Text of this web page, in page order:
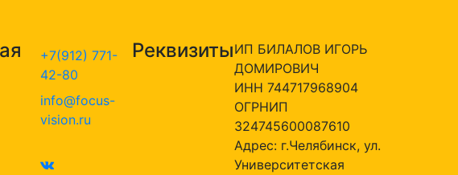
+7(912) 771-
42-80
info@focus-
vision.ru
РеквизитыИП БИЛАЛОВ ИГОРЬ
ДОМИРОВИЧ
ИНН 744717968904
ОГРНИП
324745600087610
Адрес: г.Челябинск, ул.
Университетская